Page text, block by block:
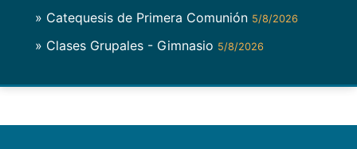
» Catequesis de Primera Comunión 5/8/2026
» Clases Grupales - Gimnasio 5/8/2026